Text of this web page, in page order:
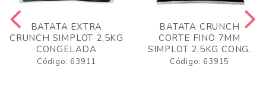
BATATA EXTRA
CRUNCH SIMPLOT 2,5KG
CONGELADA
Código: 63911
BATATA CRUNCH
CORTE FINO 7MM
SIMPLOT 2,5KG CONG.
Código: 63915